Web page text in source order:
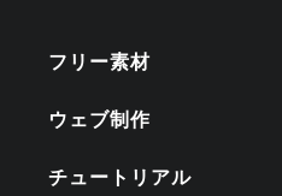
フリー素材
ウェブ制作
チュートリアル